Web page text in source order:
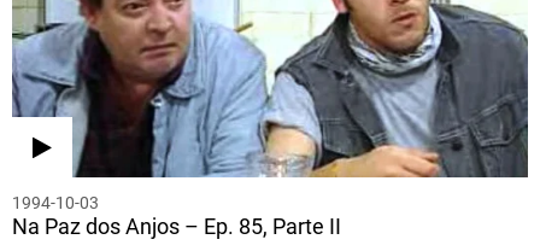
1994-10-03
Na Paz dos Anjos – Ep. 85, Parte II